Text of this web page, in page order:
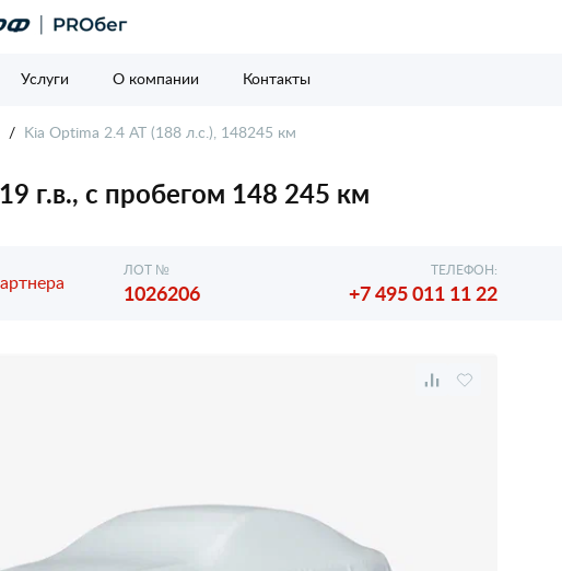
Услуги О компании Контакты
Kia Optima 2.4 AT (188 л.с.), 148245 км
г.в., с пробегом 148 245 км
ЛОТ №
1026206
ТЕЛЕФОН:
+7 495 011 11 22